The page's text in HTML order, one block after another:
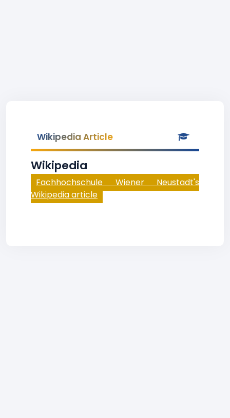
Wikipedia Article
Wikipedia
Fachhochschule Wiener Neustadt's
Wikipedia article